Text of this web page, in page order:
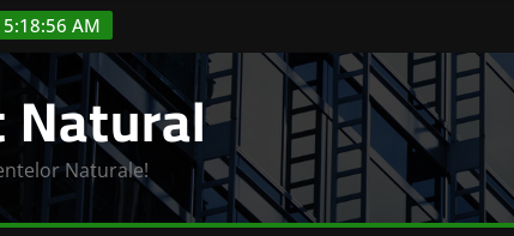
5:18:57 AM
Naturale!